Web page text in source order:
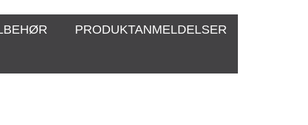
PRODUKTANMELDELSER